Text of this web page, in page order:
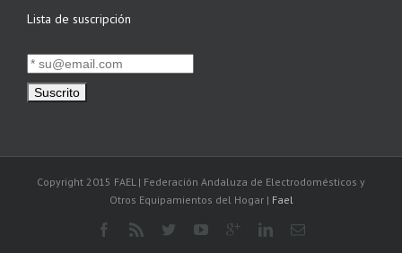
Lista de suscripción
Copyright 2015 FAEL | Federación Andaluza de Electrodomésticos y
Otros Equipamientos del Hogar | Fael